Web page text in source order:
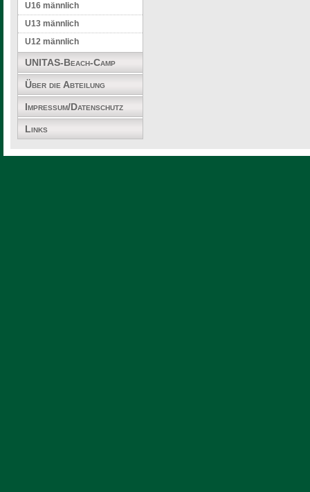
U16 männlich
U13 männlich
U12 männlich
UNITAS-Beach-Camp
Über die Abteilung
Impressum/Datenschutz
Links